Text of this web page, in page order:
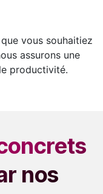
vous souhaitiez
assurons une
productivité.
nos